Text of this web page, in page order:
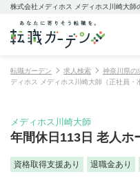
株式会社メディホス メディホス川崎大
転職ガーデン 求人検索 神奈川県の
ディホス メディホス川崎大師（正社員
メディホス川崎大師
年間休日113日 老人ホ
資格取得支援あり 退職金あり